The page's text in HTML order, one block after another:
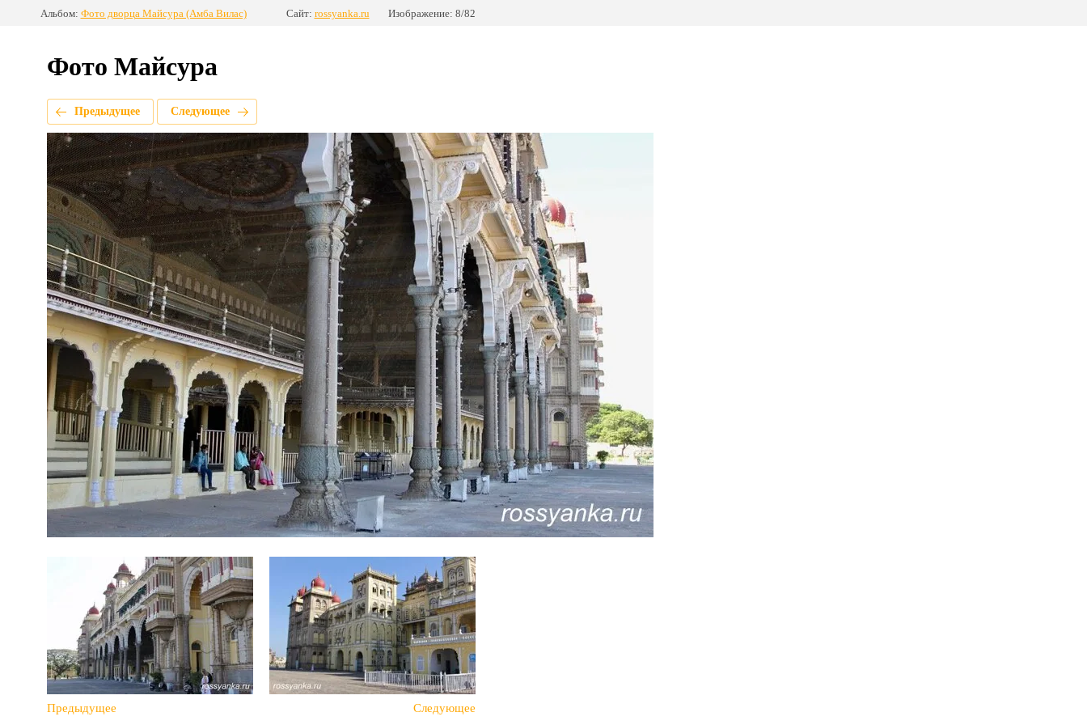
Альбом: Фото дворца Майсура (Амба Вилас) Сайт: rossyanka.ru Изображение: 8/82
Фото Майсура
Предыдущее Следующее
Предыдущее Следующее